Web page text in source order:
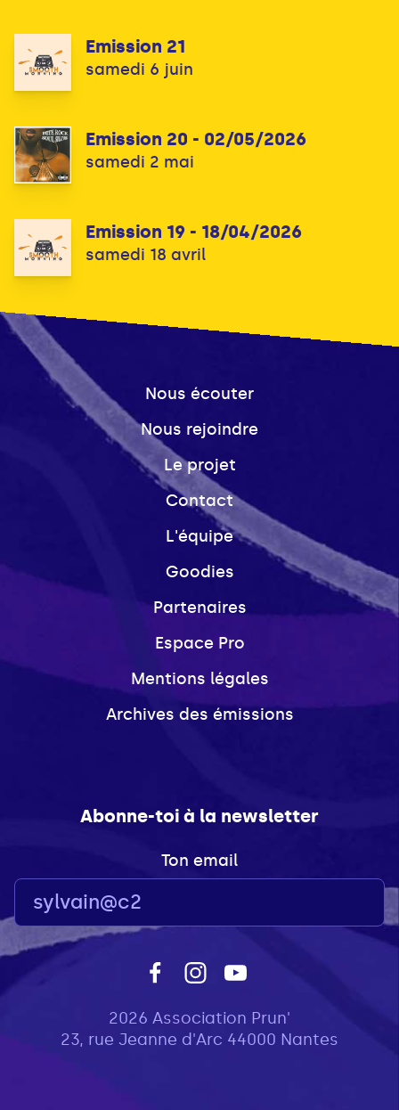
Emission 21
samedi 6 juin
Emission 20 - 02/05/2026
samedi 2 mai
Emission 19 - 18/04/2026
samedi 18 avril
Nous écouter
Nous rejoindre
Le projet
Contact
L'équipe
Goodies
Partenaires
Espace Pro
Mentions légales
Archives des émissions
Abonne-toi à la newsletter
Ton email
2026 Association Prun'
23, rue Jeanne d'Arc 44000 Nantes